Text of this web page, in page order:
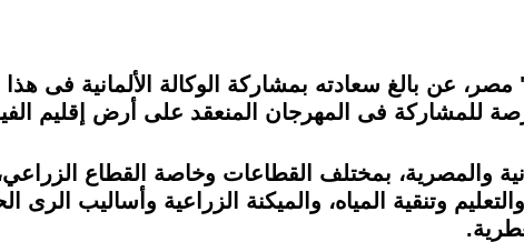
عن بالغ سعادته بمشاركة الوكالة الألمانية فى هذا
للمشاركة فى المهرجان المنعقد على أرض إقليم
والمصرية، بمختلف القطاعات وخاصة القطاع
وتنقية المياه، والميكنة الزراعية وأساليب الرى